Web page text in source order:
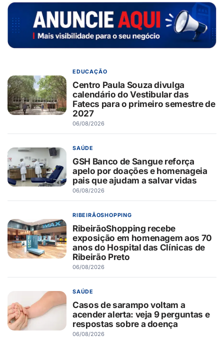
EDUCAÇÃO
Centro Paula Souza divulga
calendário do Vestibular das
Fatecs para o primeiro semestre de
2027
06/08/2026
SAÚDE
GSH Banco de Sangue reforça
apelo por doações e homenageia
pais que ajudam a salvar vidas
06/08/2026
RIBEIRÃOSHOPPING
RibeirãoShopping recebe
exposição em homenagem aos 70
anos do Hospital das Clínicas de
Ribeirão Preto
06/08/2026
SAÚDE
Casos de sarampo voltam a
acender alerta: veja 9 perguntas e
respostas sobre a doença
06/08/2026